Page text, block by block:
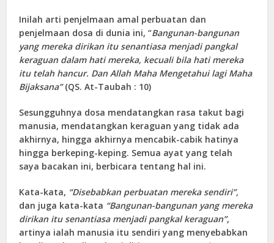
Inilah arti penjelmaan amal perbuatan dan
penjelmaan dosa di dunia ini, “Bangunan-bangunan
yang mereka dirikan itu senantiasa menjadi pangkal
keraguan dalam hati mereka, kecuali bila hati mereka
itu telah hancur. Dan Allah Maha Mengetahui lagi Maha
Bijaksana”(QS. At-Taubah : 10)
Sesungguhnya dosa mendatangkan rasa takut bagi
manusia, mendatangkan keraguan yang tidak ada
akhirnya, hingga akhirnya mencabik-cabik hatinya
hingga berkeping-keping. Semua ayat yang telah
saya bacakan ini, berbicara tentang hal ini.
Kata-kata, “Disebabkan perbuatan mereka sendiri”,
dan juga kata-kata “Bangunan-bangunan yang mereka
dirikan itu senantiasa menjadi pangkal keraguan”,
artinya ialah manusia itu sendiri yang menyebabkan